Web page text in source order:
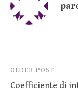
Post
navigation
OLDER POST
Coefficiente di